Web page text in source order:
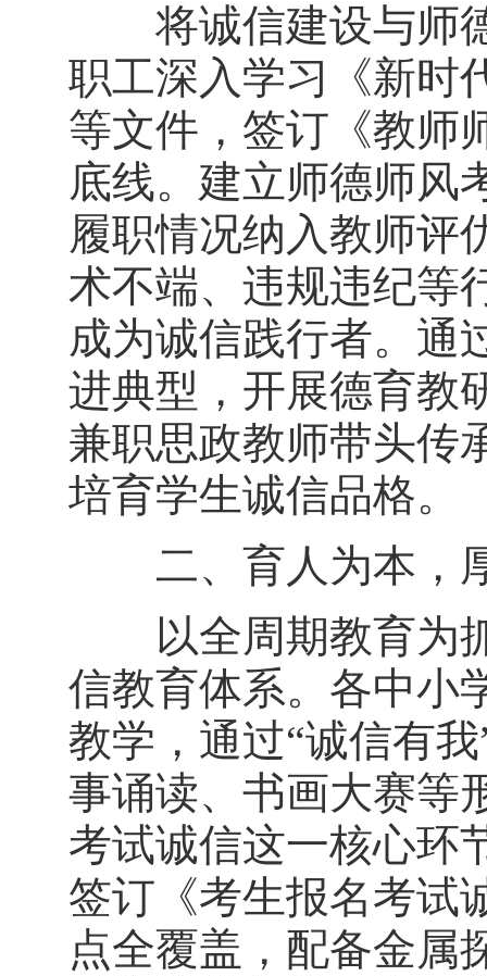
将诚信建设与师德
职工深入学习《新时
等文件，签订《教师
底线。建立师德师风
履职情况纳入教师评
术不端、违规违纪等
成为诚信践行者。通
进典型，开展德育教
兼职思政教师带头传
培育学生诚信品格。
二、育人为本，
以全周期教育为抓
信教育体系。各中小
教学，通过“诚信有
事诵读、书画大赛等
考试诚信这一核心环
签订《考生报名考试
点全覆盖，配备金属